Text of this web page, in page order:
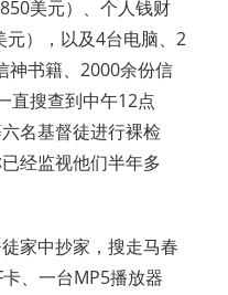
美元）、个人钱财
），以及4台电脑、2
神书籍、2000余份信
直搜查到中午12点
名基督徒进行裸检
经监视他们半年多
家中抄家，搜走马春
、一台MP5播放器